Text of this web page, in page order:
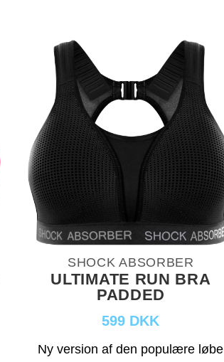
SHOCK ABSORBER
ULTIMATE RUN BRA
PADDED
599 DKK
Ny version af den populære løbe